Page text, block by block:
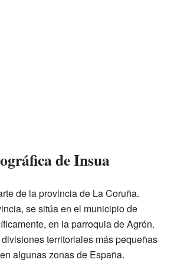
de Insua
de la provincia de La Coruña.
se sitúa en el municipio de
en la parroquia de Agrón.
territoriales más pequeñas
algunas zonas de España.